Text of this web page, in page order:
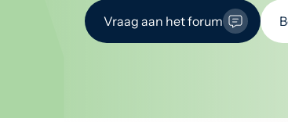
Vraag aan het forum